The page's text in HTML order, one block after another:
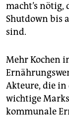
unterstützen
abo
epaper login
macht’s
Shutdown bis
sind.
Mehr Kochen
Akteure, die
wichtige
kommunale